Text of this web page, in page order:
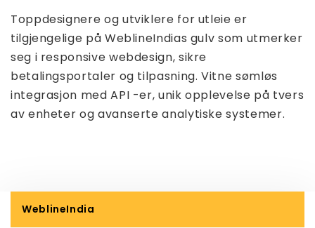
Toppdesignere og utviklere for utleie er
tilgjengelige på WeblineIndias gulv som utmerker
seg i responsive webdesign, sikre
betalingsportaler og tilpasning. Vitne sømløs
integrasjon med API -er, unik opplevelse på tvers
av enheter og avanserte analytiske systemer.
WeblineIndia